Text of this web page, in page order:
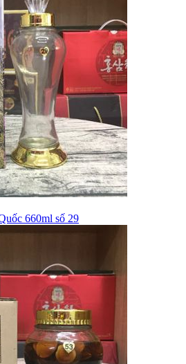
660ml số 29